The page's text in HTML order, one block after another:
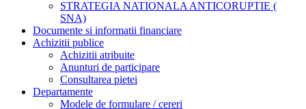
STRATEGIA NATIONALA ANTICORUPTIE (
SNA)
Documente si informatii financiare
Achizitii publice
Achizitii atribuite
Anunturi de participare
Consultarea pietei
Departamente
Modele de formulare / cereri